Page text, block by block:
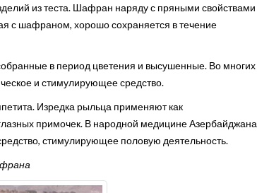
из теста. Шафран наряду с пряными свойствами
с шафраном, хорошо сохраняется в течение
в период цветения и высушенные. Во многих
и стимулирующее средство.
Изредка рыльца применяют как
примочек. В народной медицине Азербайджана
стимулирующее половую деятельность.